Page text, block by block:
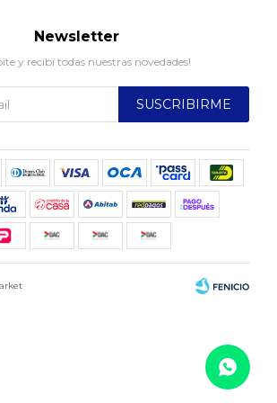
Newsletter
y recibí todas nuestras novedades!
SUSCRIBIRME